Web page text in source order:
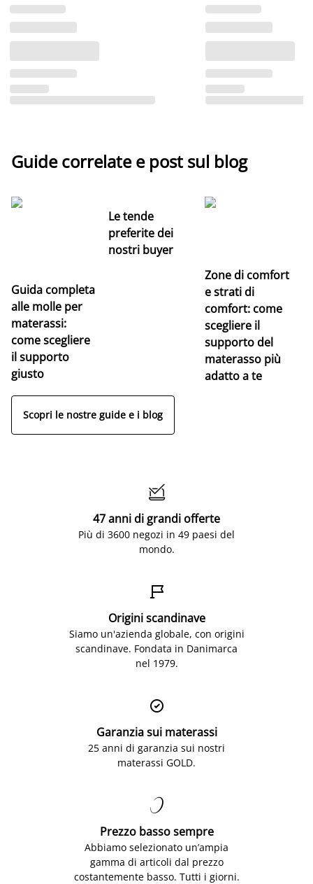
Guide correlate e post sul blog
Guida completa
alle molle per
materassi:
come scegliere
il supporto
giusto
Le tende
preferite dei
nostri buyer
Zone di comfort
e strati di
comfort: come
scegliere il
supporto del
materasso più
adatto a te
Scopri le nostre guide e i blog

47 anni di grandi offerte
Più di 3600 negozi in 49 paesi del
mondo.

Origini scandinave
Siamo un'azienda globale, con origini
scandinave. Fondata in Danimarca
nel 1979.

Garanzia sui materassi
25 anni di garanzia sui nostri
materassi GOLD.

Prezzo basso sempre
Abbiamo selezionato un’ampia
gamma di articoli dal prezzo
costantemente basso. Tutti i giorni.